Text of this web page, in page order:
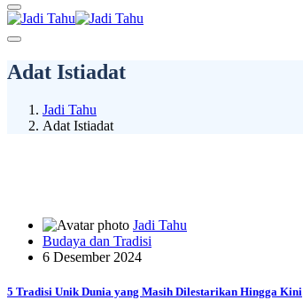
Adat Istiadat
Jadi Tahu
Adat Istiadat
Jadi Tahu
Budaya dan Tradisi
6 Desember 2024
5 Tradisi Unik Dunia yang Masih Dilestarikan Hingga Kini